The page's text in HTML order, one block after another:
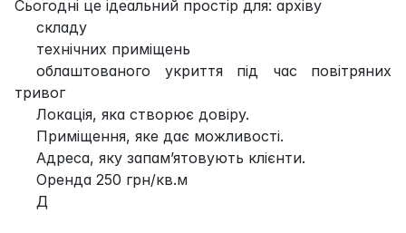
Сьогодні це ідеальний простір для: архіву
складу
технічних приміщень
облаштованого укриття під час повітряних
тривог
Локація, яка створює довіру.
Приміщення, яке дає можливості.
Адреса, яку запам’ятовують клієнти.
Оренда 250 грн/кв.м
Д